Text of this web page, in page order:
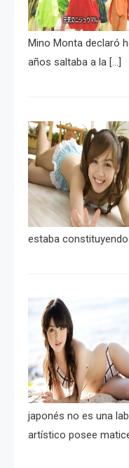
Mino Monta declaró
años saltaba a la […]
estaba
japonés no es una
artístico posee